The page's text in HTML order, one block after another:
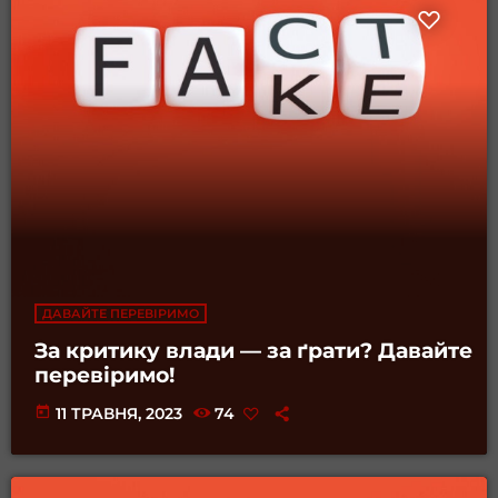
ДАВАЙТЕ ПЕРЕВІРИМО
За критику влади — за ґрати? Давайте
перевіримо!
today 11 ТРАВНЯ, 2023 74